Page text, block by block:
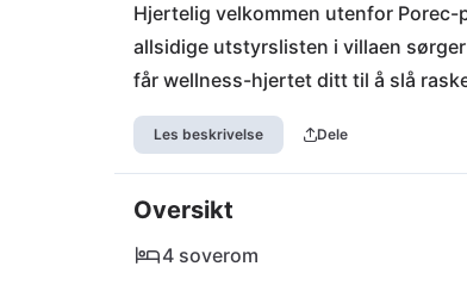
Hjertelig velkommen utenfor
allsidige utstyrslisten i villaen
får wellness-hjertet ditt til å slå
du nå etter en kort kjøretur på ca. 4
restaurantene og de mange
her. Den internasjonale flyplassen i
Les beskrivelse Dele
Oversikt
4 soverom